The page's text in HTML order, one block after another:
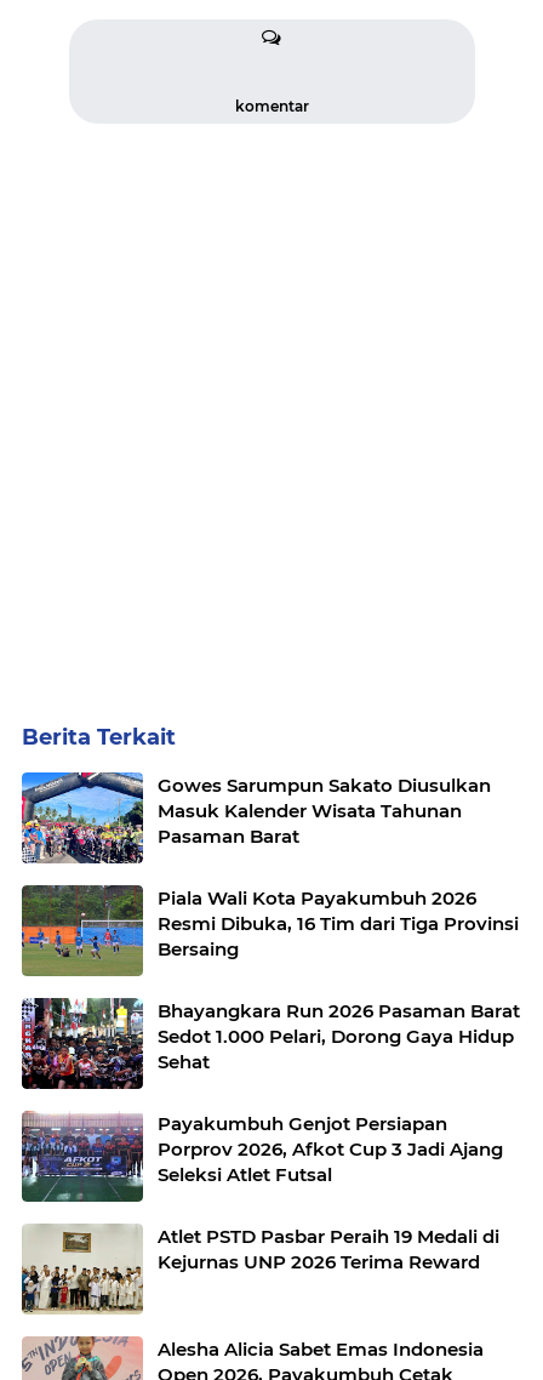
komentar
Berita Terkait
Gowes Sarumpun Sakato Diusulkan
Masuk Kalender Wisata Tahunan
Pasaman Barat
Piala Wali Kota Payakumbuh 2026
Resmi Dibuka, 16 Tim dari Tiga Provinsi
Bersaing
Bhayangkara Run 2026 Pasaman Barat
Sedot 1.000 Pelari, Dorong Gaya Hidup
Sehat
Payakumbuh Genjot Persiapan
Porprov 2026, Afkot Cup 3 Jadi Ajang
Seleksi Atlet Futsal
Atlet PSTD Pasbar Peraih 19 Medali di
Kejurnas UNP 2026 Terima Reward
Alesha Alicia Sabet Emas Indonesia
Open 2026, Payakumbuh Cetak